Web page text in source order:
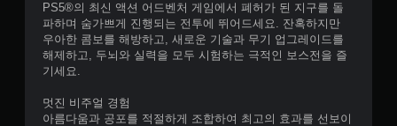
PS5®의 최신 액션 어드벤처 게임에서 폐허가 된 지구를 돌
파하며 숨가쁘게 진행되는 전투에 뛰어드세요. 잔혹하지만
우아한 콤보를 해방하고, 새로운 기술과 무기 업그레이드를
해제하고, 두뇌와 실력을 모두 시험하는 극적인 보스전을 즐
기세요.
멋진 비주얼 경험
아름다움과 공포를 적절하게 조합하여 최고의 효과를 선보이